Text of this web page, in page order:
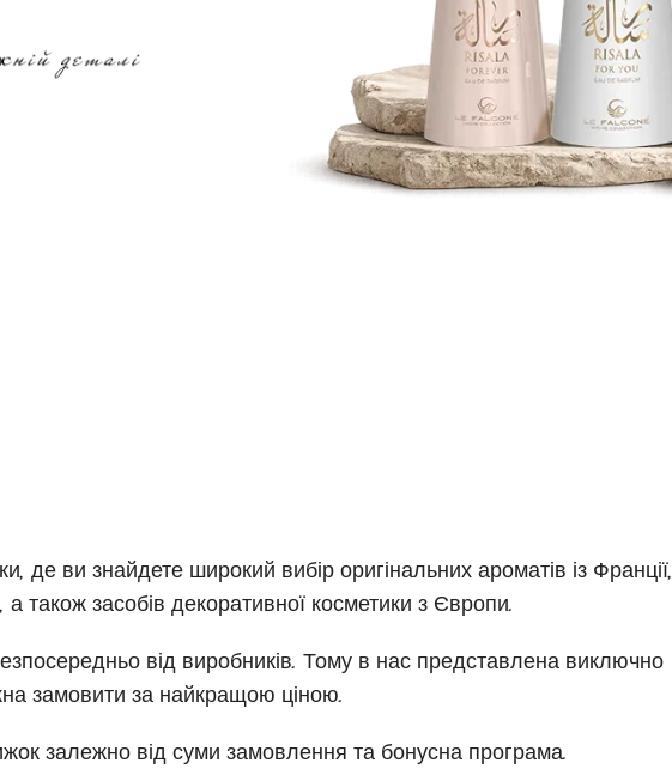
ви знайдете широкий вибір оригінальних ароматів із Франції,
також засобів декоративної косметики з Європи.
від виробників. Тому в нас представлена виключно
замовити за найкращою ціною.
залежно від суми замовлення та бонусна програма.